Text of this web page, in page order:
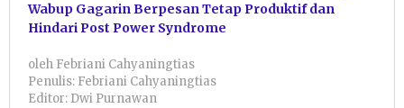
Wabup Gagarin Berpesan Tetap Produktif dan
Hindari Post Power Syndrome
oleh Febriani Cahyaningtias
Penulis: Febriani Cahyaningtias
Editor: Dwi Purnawan